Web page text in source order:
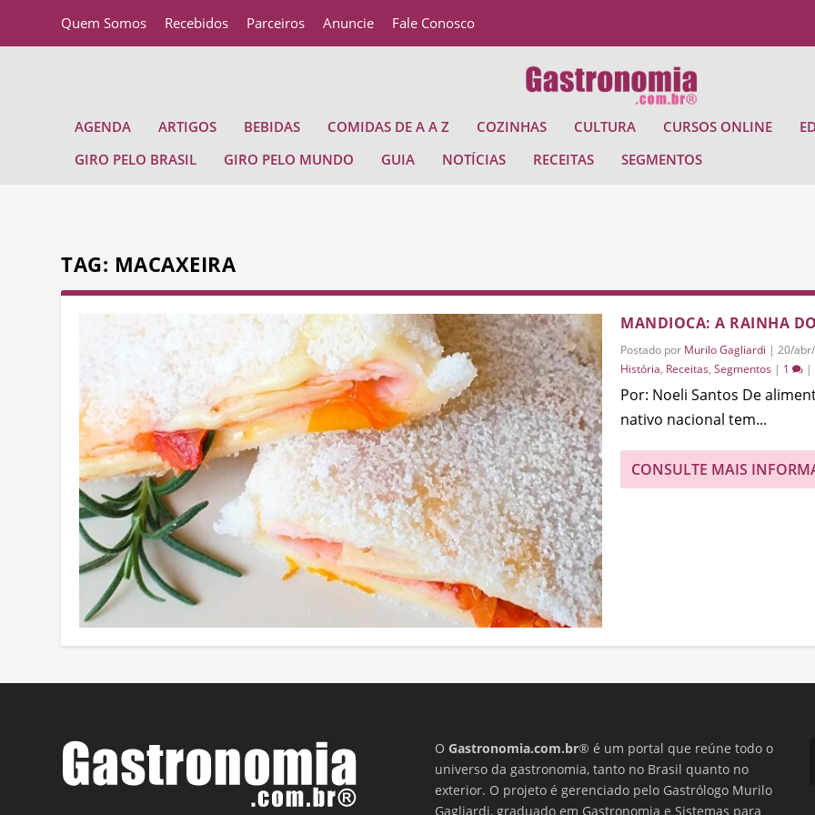
Quem Somos Recebidos Parceiros Anuncie Fale Conosco
AGENDA ARTIGOS BEBIDAS COMIDAS DE A A Z COZINHAS CULTURA CURSOS ONLINE
GIRO PELO BRASIL
GIRO PELO MUNDO GUIA NOTÍCIAS RECEITAS SEGMENTOS
TAG: MACAXEIRA
MANDIOCA: A RAINHA
Postado por Murilo Gagliardi | 20/
História, Receitas, Segmentos | 1 |
Por: Noeli Santos De
nativo nacional tem...
CONSULTE MAIS
OGastronomia.com.br® é um portal que reúne todo o
universo da gastronomia, tanto no Brasil quanto no
exterior. O projeto é gerenciado pelo Gastrólogo Murilo
Gagliardi, graduado em Gastronomia e Sistemas para